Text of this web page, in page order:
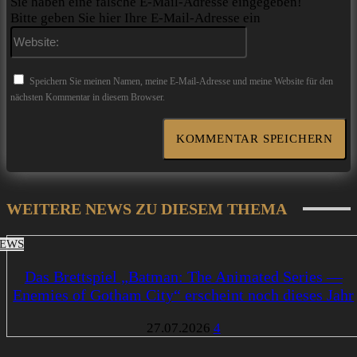
Bitte geben Sie hier Ihre E-Mail-Adresse ein
Speichern Sie meinen Namen, meine E-Mail-Adresse und meine Website für den
nächsten Kommentar in diesem Browser.
WEITERE NEWS ZU DIESEM THEMA
Das Brettspiel „Batman: The Animated Series —
Enemies of Gotham City“ erscheint noch dieses Jahr
27.07.2026 4